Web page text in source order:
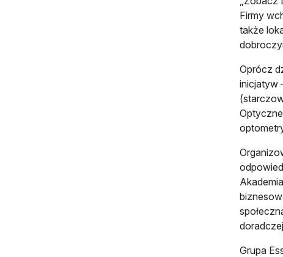
Firmy
także
Oprócz
inicjatyw
Grupa